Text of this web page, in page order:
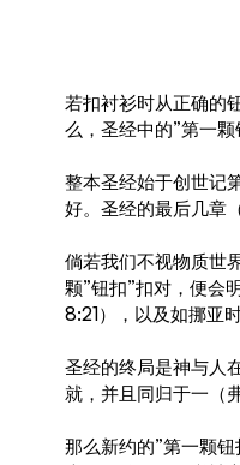
若扣衬衫时从正确的
么，圣经中的”第一颗
整本圣经始于创世记
好。圣经的最后几章
倘若我们不视物质世
颗”钮扣”扣对，便会
8:21），以及如挪亚
圣经的终局是神与人
就，并且同归于一（
那么新约的”第一颗